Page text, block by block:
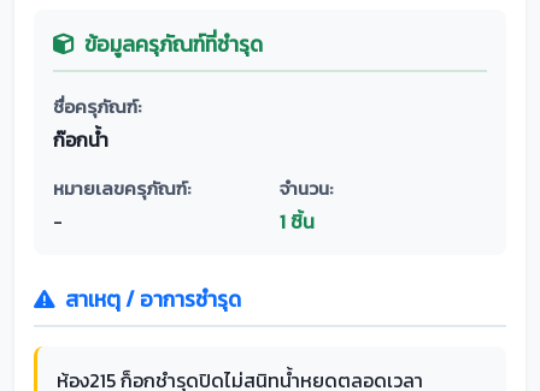
ข้อมูลครุภัณฑ์ที่ชำรุด
ชื่อครุภัณฑ์:
ก๊อกน้ำ
หมายเลขครุภัณฑ์:
-
จำนวน:
1 ชิ้น
สาเหตุ / อาการชำรุด
ห้อง215 ก็อกชำรุดปิดไม่สนิทน้ำหยดตลอดเวลา